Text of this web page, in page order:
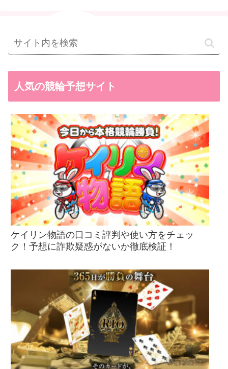
人気の競輪予想サイト
ケイリン物語の口コミ評判や使い方をチェッ
ク！予想に詐欺疑惑がないか徹底検証！